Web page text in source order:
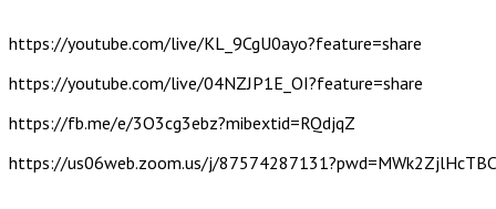
https://youtube.com/live/KL_9CgU0ayo?feature=share
https://youtube.com/live/04NZJP1E_OI?feature=share
https://fb.me/e/3O3cg3ebz?mibextid=RQdjqZ
https://us06web.zoom.us/j/